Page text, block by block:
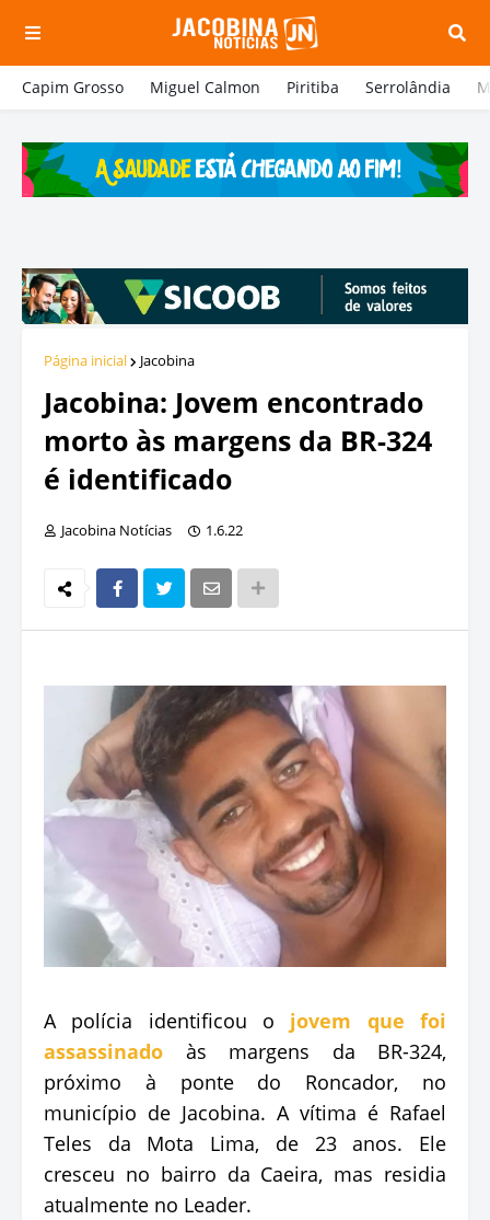
Capim Grosso Miguel Calmon Piritiba Serrolândia
Página inicial Jacobina
Jacobina: Jovem encontrado
morto às margens da BR-324
é identificado
Jacobina Notícias 1.6.22
A polícia identificou o jovem que foi
assassinado às margens da BR-324,
próximo à ponte do Roncador, no
município de Jacobina. A vítima é Rafael
Teles da Mota Lima, de 23 anos. Ele
cresceu no bairro da Caeira, mas residia
atualmente no Leader.